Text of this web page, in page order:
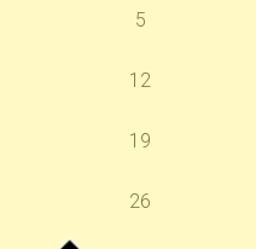
5
12
19
26